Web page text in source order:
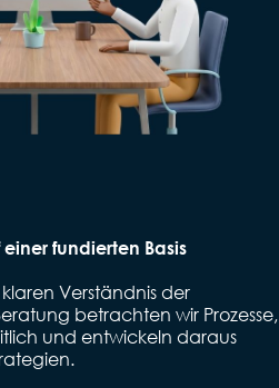
fundierten Basis
Verständnis der
betrachten wir Prozesse,
und entwickeln daraus